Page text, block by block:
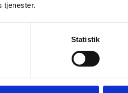
tjenester.
Statistik